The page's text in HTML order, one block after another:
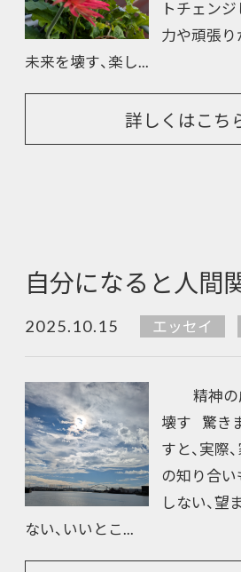
トチェン
力や頑張り
未来を壊す、楽し...
詳しくはこち
自分になると人間
2025.10.15 エッセイ
精神の
壊す 驚き
すと、実際
の知り合い
しない、望
ない、いいとこ...